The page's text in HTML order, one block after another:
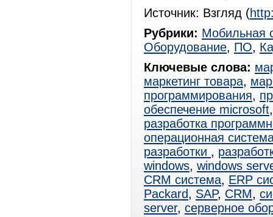
Источник: Взгляд (
Рубрики: Мобильная
Оборудование, ПО,
Ключевые слова:
маркетинг товара,
программирования,
обеспечение microsoft
разработка
операционная
разработки ,
windows, windows
CRM система, ERP
Packard, SAP, CRM,
server, серверное